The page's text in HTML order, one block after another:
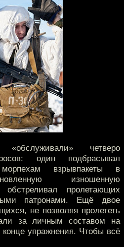
четверо
один подбрасывал
взрывпакеты в
изношенную
обстреливал пролетающих
патронами. Ещё двое
не позволяя пролететь
за личным составом на
упражнения. Чтобы всё